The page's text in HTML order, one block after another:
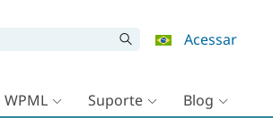
Acessar
Suporte Blog